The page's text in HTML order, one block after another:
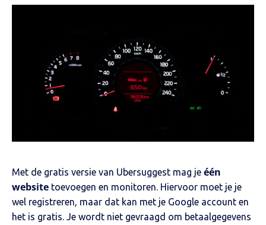
Met de gratis versie van Ubersuggest mag je één
website toevoegen en monitoren. Hiervoor moet je je
wel registreren, maar dat kan met je Google account en
het is gratis. Je wordt niet gevraagd om betaalgegevens